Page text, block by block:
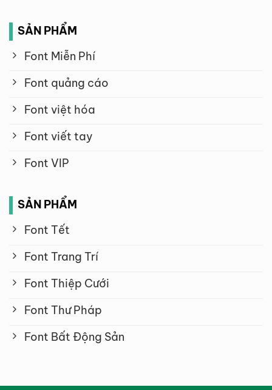
SẢN PHẨM
Font Miễn Phí
Font quảng cáo
Font việt hóa
Font viết tay
Font VIP
SẢN PHẨM
Font Tết
Font Trang Trí
Font Thiệp Cưới
Font Thư Pháp
Font Bất Động Sản